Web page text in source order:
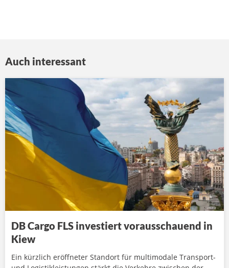
Auch interessant
DB Cargo FLS investiert vorausschauend in
Kiew
Ein kürzlich eröffneter Standort für multimodale Transport-